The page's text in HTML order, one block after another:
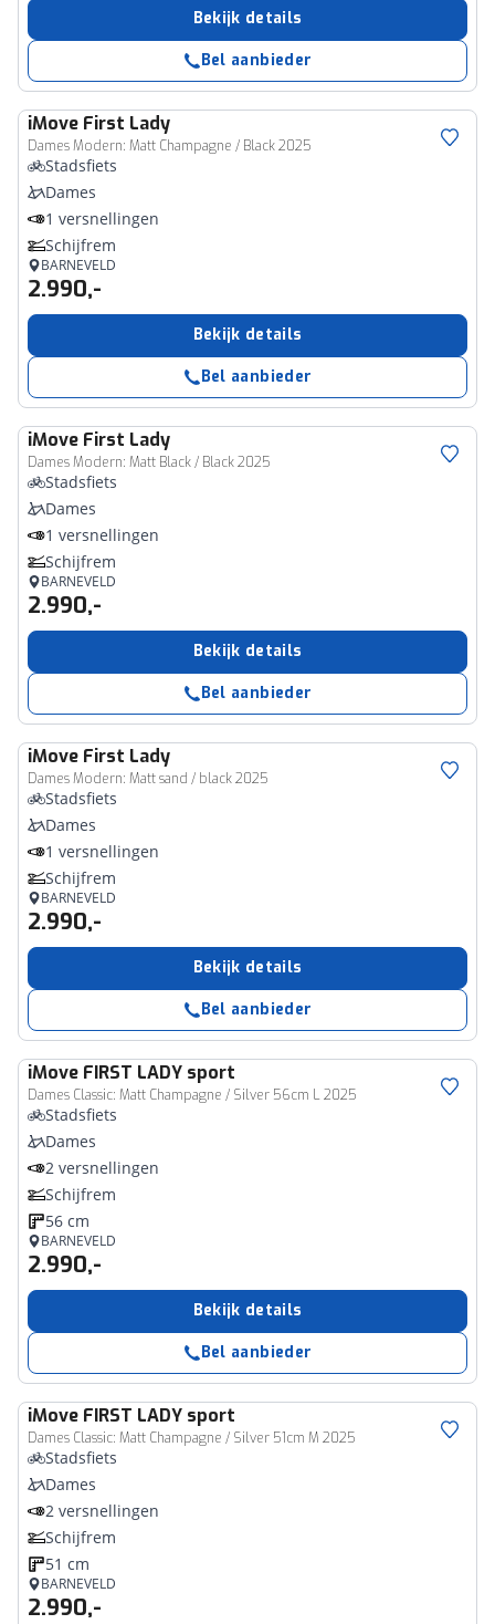
Bekijk details
Bel aanbieder
iMove First Lady
Dames Modern: Matt Champagne / Black 2025
Stadsfiets
Dames
1 versnellingen
Schijfrem
BARNEVELD
2.990,-
Bekijk details
Bel aanbieder
iMove First Lady
Dames Modern: Matt Black / Black 2025
Stadsfiets
Dames
1 versnellingen
Schijfrem
BARNEVELD
2.990,-
Bekijk details
Bel aanbieder
iMove First Lady
Dames Modern: Matt sand / black 2025
Stadsfiets
Dames
1 versnellingen
Schijfrem
BARNEVELD
2.990,-
Bekijk details
Bel aanbieder
iMove FIRST LADY sport
Dames Classic: Matt Champagne / Silver 56cm L 2025
Stadsfiets
Dames
2 versnellingen
Schijfrem
56 cm
BARNEVELD
2.990,-
Bekijk details
Bel aanbieder
iMove FIRST LADY sport
Dames Classic: Matt Champagne / Silver 51cm M 2025
Stadsfiets
Dames
2 versnellingen
Schijfrem
51 cm
BARNEVELD
2.990,-